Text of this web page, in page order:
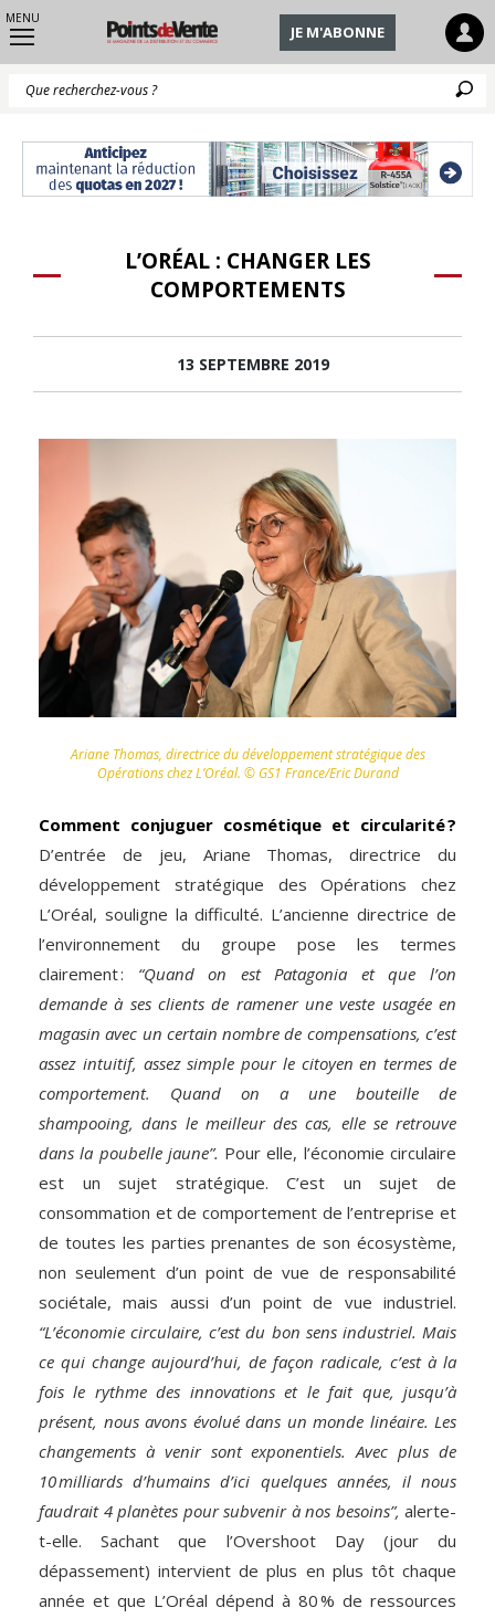
MENU
JE M'ABONNE
L’ORÉAL : CHANGER LES
COMPORTEMENTS
13 SEPTEMBRE 2019
Ariane Thomas, directrice du développement stratégique des
Opérations chez L’Oréal. © GS1 France/Eric Durand
Comment conjuguer cosmétique et circularité ?
D’entrée de jeu, Ariane Thomas, directrice du
développement stratégique des Opérations chez
L’Oréal, souligne la difficulté. L’ancienne directrice de
l’environnement du groupe pose les termes
clairement : “Quand on est Patagonia et que l’on
demande à ses clients de ramener une veste usagée en
magasin avec un certain nombre de compensations, c’est
assez intuitif, assez simple pour le citoyen en termes de
comportement. Quand on a une bouteille de
shampooing, dans le meilleur des cas, elle se retrouve
dans la poubelle jaune”. Pour elle, l’économie circulaire
est un sujet stratégique. C’est un sujet de
consommation et de comportement de l’entreprise et
de toutes les parties prenantes de son écosystème,
non seulement d’un point de vue de responsabilité
sociétale, mais aussi d’un point de vue industriel.
“L’économie circulaire, c’est du bon sens industriel. Mais
ce qui change aujourd’hui, de façon radicale, c’est à la
fois le rythme des innovations et le fait que, jusqu’à
présent, nous avons évolué dans un monde linéaire. Les
changements à venir sont exponentiels. Avec plus de
10 milliards d’humains d’ici quelques années, il nous
faudrait 4 planètes pour subvenir à nos besoins”, alerte-
t-elle. Sachant que l’Overshoot Day (jour du
dépassement) intervient de plus en plus tôt chaque
année et que L’Oréal dépend à 80 % de ressources